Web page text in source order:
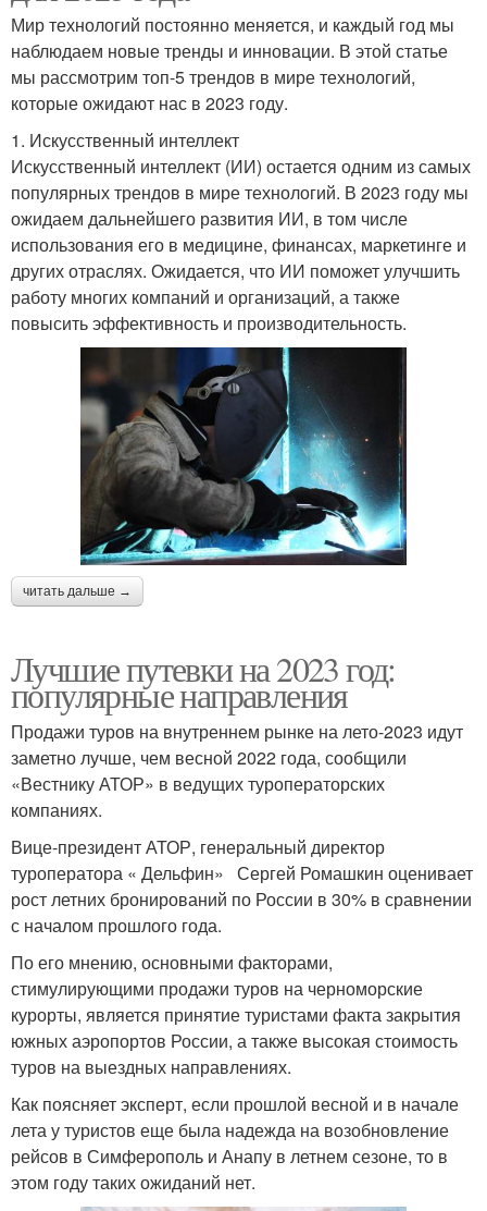
Мир технологий постоянно меняется, и каждый год мы
наблюдаем новые тренды и инновации. В этой статье
мы рассмотрим топ-5 трендов в мире технологий,
которые ожидают нас в 2023 году.
1. Искусственный интеллект
Искусственный интеллект (ИИ) остается одним из самых
популярных трендов в мире технологий. В 2023 году мы
ожидаем дальнейшего развития ИИ, в том числе
использования его в медицине, финансах, маркетинге и
других отраслях. Ожидается, что ИИ поможет улучшить
работу многих компаний и организаций, а также
повысить эффективность и производительность.
читать дальше →
Лучшие путевки на 2023 год:
популярные направления
Продажи туров на внутреннем рынке на лето-2023 идут
заметно лучше, чем весной 2022 года, сообщили
«Вестнику АТОР» в ведущих туроператорских
компаниях.
Вице-президент АТОР, генеральный директор
туроператора « Дельфин» Сергей Ромашкин оценивает
рост летних бронирований по России в 30% в сравнении
с началом прошлого года.
По его мнению, основными факторами,
стимулирующими продажи туров на черноморские
курорты, является принятие туристами факта закрытия
южных аэропортов России, а также высокая стоимость
туров на выездных направлениях.
Как поясняет эксперт, если прошлой весной и в начале
лета у туристов еще была надежда на возобновление
рейсов в Симферополь и Анапу в летнем сезоне, то в
этом году таких ожиданий нет.